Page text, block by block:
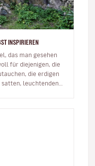
INSPIRIEREN
das man gesehen
für diejenigen, die
die erdigen
satten, leuchtenden